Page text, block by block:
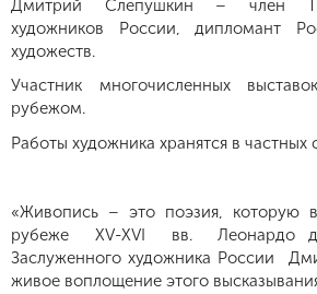
Дмитрий Слепушкин – член
художников России, дипломант
художеств.
Участник многочисленных
рубежом.
Работы художника хранятся в частных
«Живопись – это поэзия, которую
рубеже XV-ХVI вв. Леонардо
Заслуженного художника России
живое воплощение этого